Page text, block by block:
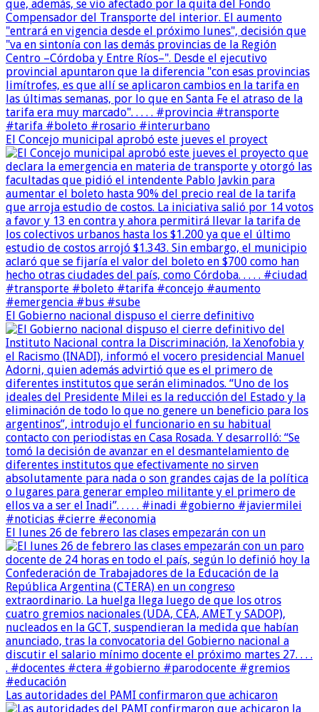
El Concejo municipal aprobó este jueves el proyect
El Gobierno nacional dispuso el cierre definitivo
El lunes 26 de febrero las clases empezarán con un
Las autoridades del PAMI confirmaron que achicaron